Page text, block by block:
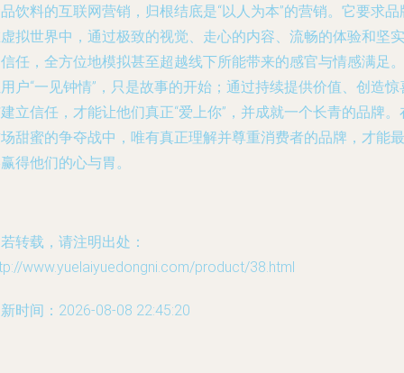
饮料的互联网营销，归根结底是“以人为本”的营销。它要求品
拟世界中，通过极致的视觉、走心的内容、流畅的体验和坚实
任，全方位地模拟甚至超越线下所能带来的感官与情感满足。
户“一见钟情”，只是故事的开始；通过持续提供价值、创造惊
立信任，才能让他们真正“爱上你”，并成就一个长青的品牌。
甜蜜的争夺战中，唯有真正理解并尊重消费者的品牌，才能最
得他们的心与胃。
转载，请注明出处：
www.yuelaiyuedongni.com/product/38.html
时间：2026-08-08 22:45:20